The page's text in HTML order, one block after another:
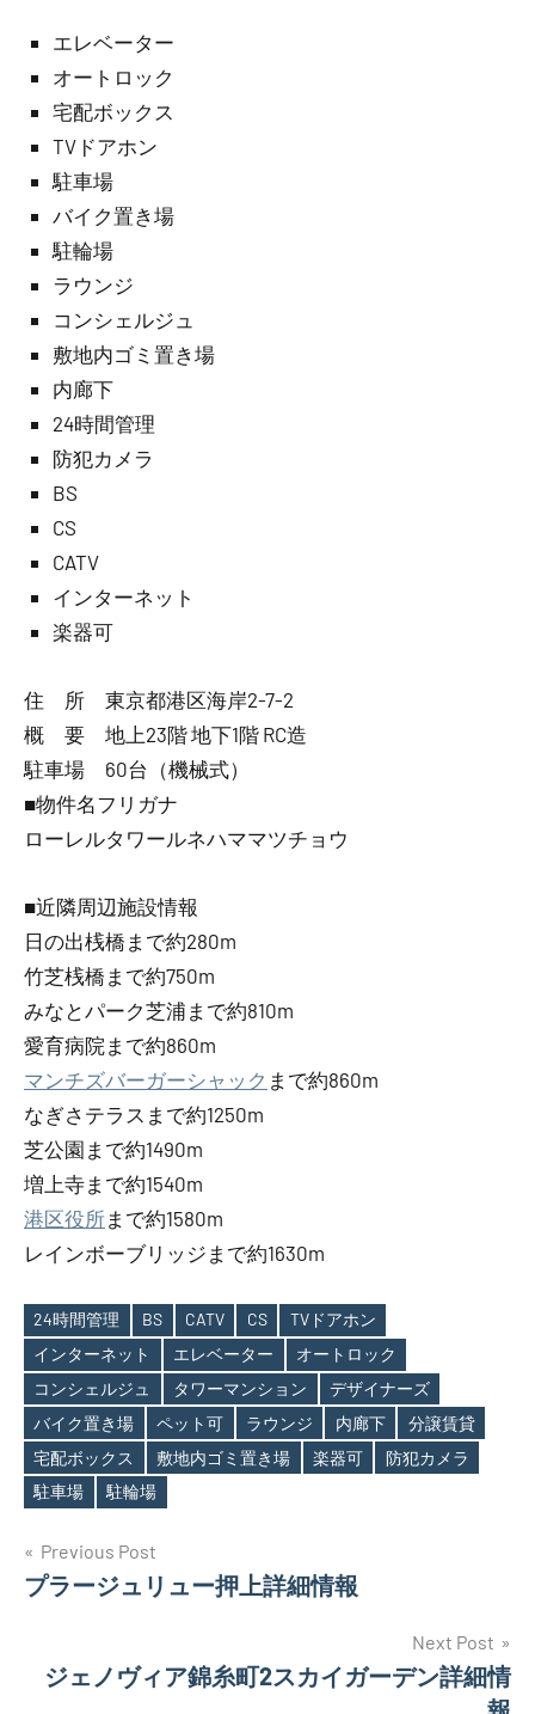
エレベーター
オートロック
宅配ボックス
TVドアホン
駐車場
バイク置き場
駐輪場
ラウンジ
コンシェルジュ
敷地内ゴミ置き場
内廊下
24時間管理
防犯カメラ
BS
CS
CATV
インターネット
楽器可
住 所 東京都港区海岸2-7-2
概 要 地上23階 地下1階 RC造
駐車場 60台（機械式）
■物件名フリガナ
ローレルタワールネハママツチョウ
■近隣周辺施設情報
日の出桟橋まで約280m
竹芝桟橋まで約750m
みなとパーク芝浦まで約810m
愛育病院まで約860m
マンチズバーガーシャック まで約860m
なぎさテラスまで約1250m
芝公園まで約1490m
増上寺まで約1540m
港区役所まで約1580m
レインボーブリッジまで約1630m
Tags
24時間管理 BS CATV CS
TVドアホン
インターネット
エレベーター
オートロック
コンシェルジュ
タワーマンション
デザイナーズ
バイク置き場
ペット可 ラウンジ 内廊下
分譲賃貸
宅配ボックス
敷地内ゴミ置き場 楽器可
防犯カメラ
駐車場
駐輪場
投
稿
ビ
Previous Post
プラージュリュー押上詳細情報
Next Post
ジェノヴィア錦糸町2スカイガーデン詳細情